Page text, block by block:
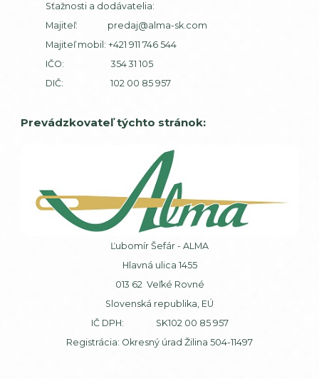
Sťažnosti a dodávatelia:
Majiteľ: predaj@alma-sk.com
Majiteľ mobil: +421 911 746 544
IČO: 354 31 105
DIČ: 102 00 85 957
Prevádzkovateľ týchto stránok:
Ľubomír Šefár - ALMA
Hlavná ulica 1455
013 62 Veľké Rovné
Slovenská republika, EÚ
IČ DPH: SK102 00 85 957
Registrácia: Okresný úrad Žilina 504-11497